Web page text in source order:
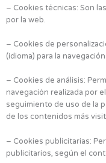
– Cookies técnicas: Son
por la web.
– Cookies de
(idioma) para la
– Cookies de análisis:
navegación realizada por
seguimiento de uso de la
de los contenidos más
– Cookies publicitarias:
publicitarios, según el